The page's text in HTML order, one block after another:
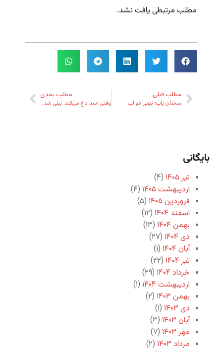
مطلب مرتبطی یافت نشد.
مطلب قبلی
سخنان پاپ:‌ تیغی دو لب
مطلب بعدی
وقتی اسد داغ می‌کند، بیلی شلوغ می‌کند!
بایگانی
تیر ۱۴۰۵
(۴)
اردیبهشت ۱۴۰۵
(۴)
فروردین ۱۴۰۵
(۵)
اسفند ۱۴۰۴
(۱۲)
بهمن ۱۴۰۴
(۱۳)
دی ۱۴۰۴
(۲۷)
آبان ۱۴۰۴
(۱)
تیر ۱۴۰۴
(۲۲)
خرداد ۱۴۰۴
(۲۹)
اردیبهشت ۱۴۰۴
(۱)
بهمن ۱۴۰۳
(۲)
دی ۱۴۰۳
(۱)
آبان ۱۴۰۳
(۳)
مهر ۱۴۰۳
(۷)
مرداد ۱۴۰۳
(۲)